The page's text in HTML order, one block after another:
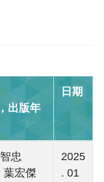
出版年
日期
忠
葉宏傑
2025
. 01